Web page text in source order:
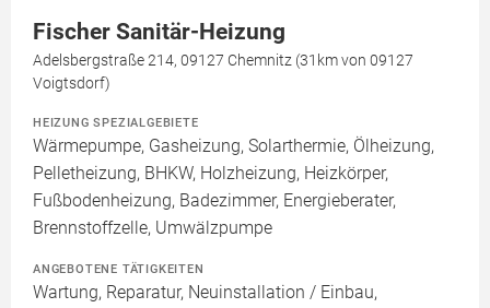
Fischer Sanitär-Heizung
Adelsbergstraße 214, 09127 Chemnitz (31km von 09127
Voigtsdorf)
HEIZUNG SPEZIALGEBIETE
Wärmepumpe, Gasheizung, Solarthermie, Ölheizung,
Pelletheizung, BHKW, Holzheizung, Heizkörper,
Fußbodenheizung, Badezimmer, Energieberater,
Brennstoffzelle, Umwälzpumpe
ANGEBOTENE TÄTIGKEITEN
Wartung, Reparatur, Neuinstallation / Einbau,